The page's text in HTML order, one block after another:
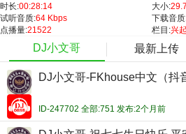
时长:00:28:14 大小:
试听音质:64 Kbps 下载音
点播量:21522 栏目:兴
DJ小文哥 最新上传
DJ小文哥-FKhouse中文（抖
ID-247702 全部:751 发布:2个月前